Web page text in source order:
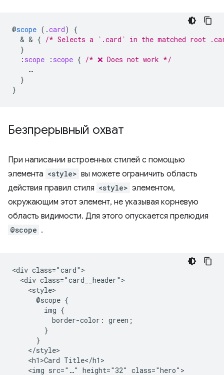
@scope ( .card)
{
  & &
{ /* Selects a `.card` in the matched root
}
: scope : scope { /* ❌ Does not work */
…
}
}
Безпрерывный охват
При написании встроенных стилей с помощью
элемента <style> вы можете ограничить область
действия правил стиля <style> элементом,
окружающим этот элемент, не указывая корневую
область видимости. Для этого опускается прелюдия
@scope .
<div class="card">
  <div class="card__header">
    <style>
      @scope {
        img {
          border-color: green;
        }
      }
    </style>
    <h1>Card Title</h1>
    <img src="…" height="32" class="hero">